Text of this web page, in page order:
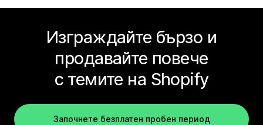
Изграждайте бързо и
продавайте повече
с темите на Shopify
Започнете безплатен пробен период